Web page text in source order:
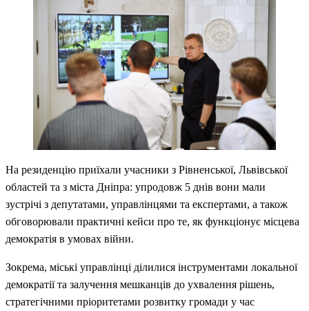
На резиденцію приїхали учасники з Рівненської, Львівської
областей та з міста Дніпра: упродовж 5 днів вони мали
зустрічі з депутатами, управлінцями та експертами, а також
обговорювали практичні кейси про те, як функціонує місцева
демократія в умовах війни.
Зокрема, міські управлінці ділилися інструментами локальної
демократії та залучення мешканців до ухвалення рішень,
стратегічними пріоритетами розвитку громади у час